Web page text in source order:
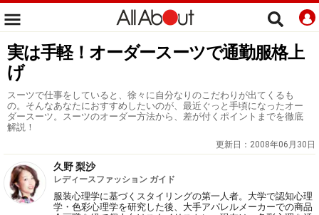
実は手軽！オーダースーツで通勤服格上
げ
スーツで仕事をしていると、徐々に自分なりのこだわりが出てくるも
の。そんなあなたにおすすめしたいのが、最近ぐっと手頃になったオー
ダースーツ。スーツのオーダー方法から、差が付くポイントまでを徹底
解説！
更新日： 2008年06月30日
久野 梨沙
レディースファッション ガイド
服装心理学に基づくスタイリングの第一人者。大学で認知心理
学・色彩心理学を研究した後、大手アパレルメーカーでの商品